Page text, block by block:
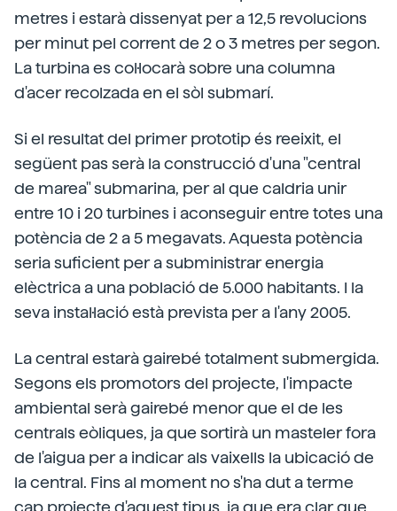
metres i estarà dissenyat per a 12,5 revolucions
per minut pel corrent de 2 o 3 metres per segon.
La turbina es col·locarà sobre una columna
d'acer recolzada en el sòl submarí.
Si el resultat del primer prototip és reeixit, el
següent pas serà la construcció d'una "central
de marea" submarina, per al que caldria unir
entre 10 i 20 turbines i aconseguir entre totes una
potència de 2 a 5 megavats. Aquesta potència
seria suficient per a subministrar energia
elèctrica a una població de 5.000 habitants. I la
seva instal·lació està prevista per a l'any 2005.
La central estarà gairebé totalment submergida.
Segons els promotors del projecte, l'impacte
ambiental serà gairebé menor que el de les
centrals eòliques, ja que sortirà un masteler fora
de l'aigua per a indicar als vaixells la ubicació de
la central. Fins al moment no s'ha dut a terme
cap projecte d'aquest tipus, ja que era clar que